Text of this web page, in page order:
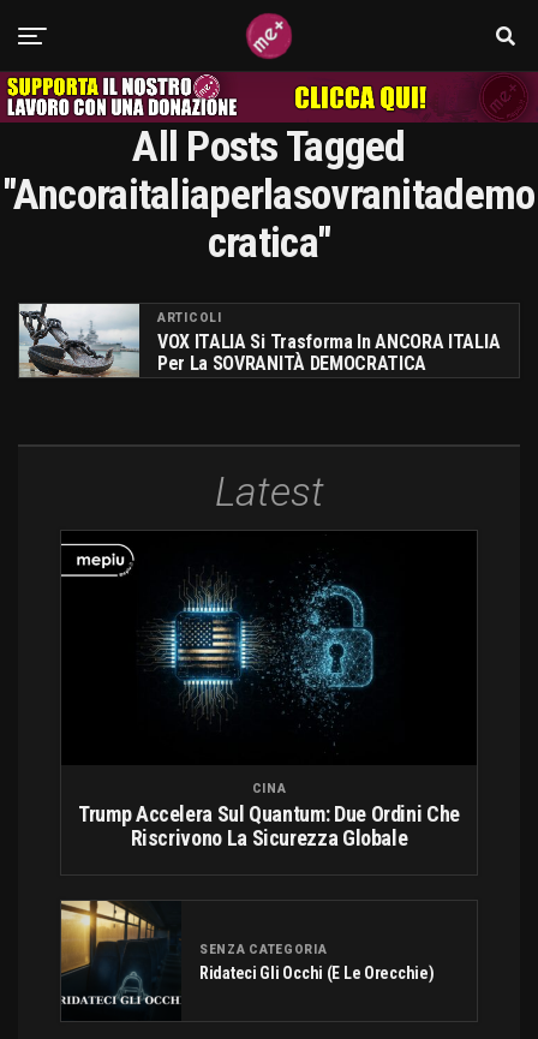
All Posts Tagged
"ancoraitaliaperlasovranitademo
Cratica"
ARTICOLI
VOX ITALIA Si Trasforma In ANCORA ITALIA
Per La SOVRANITÀ DEMOCRATICA
Latest
CINA
Trump Accelera Sul Quantum: Due Ordini Che
Riscrivono La Sicurezza Globale
SENZA CATEGORIA
Ridateci Gli Occhi (e Le Orecchie)